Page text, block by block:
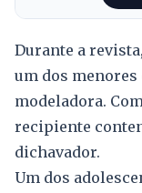
Durante a
um dos menores
modeladora.
recipiente
dichavador.
Um dos